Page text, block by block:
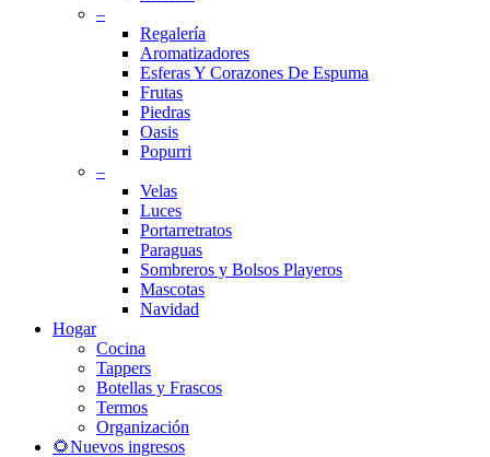
–
Regalería
Aromatizadores
Esferas Y Corazones De Espuma
Frutas
Piedras
Oasis
Popurri
–
Velas
Luces
Portarretratos
Paraguas
Sombreros y Bolsos Playeros
Mascotas
Navidad
Hogar
Cocina
Tappers
Botellas y Frascos
Termos
Organización
🌻Nuevos ingresos